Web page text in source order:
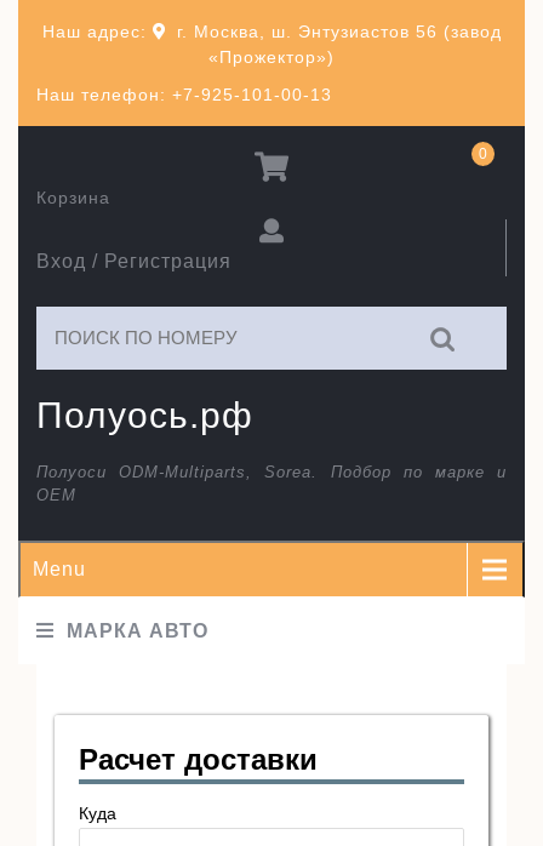
Наш телефон: +7-925-101-00-13
Наш адрес:
г. Москва, ш. Энтузиастов 56 (завод
«Прожектор»)
Полуось.рф
Полуоси ODM-Multiparts, Sorea. Подбор по марке и
ОЕМ
Вход / Регистрация
Корзина
0
Menu
МАРКА АВТО
Расчет доставки
Куда